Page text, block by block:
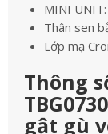
MINI
Thân sen
Lớp mạ
Thông
gật gù